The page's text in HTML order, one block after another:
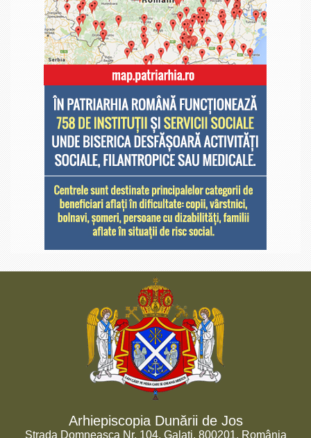
Arhiepiscopia Dunării de Jos
Strada Domneasca Nr. 104, Galați, 800201, România